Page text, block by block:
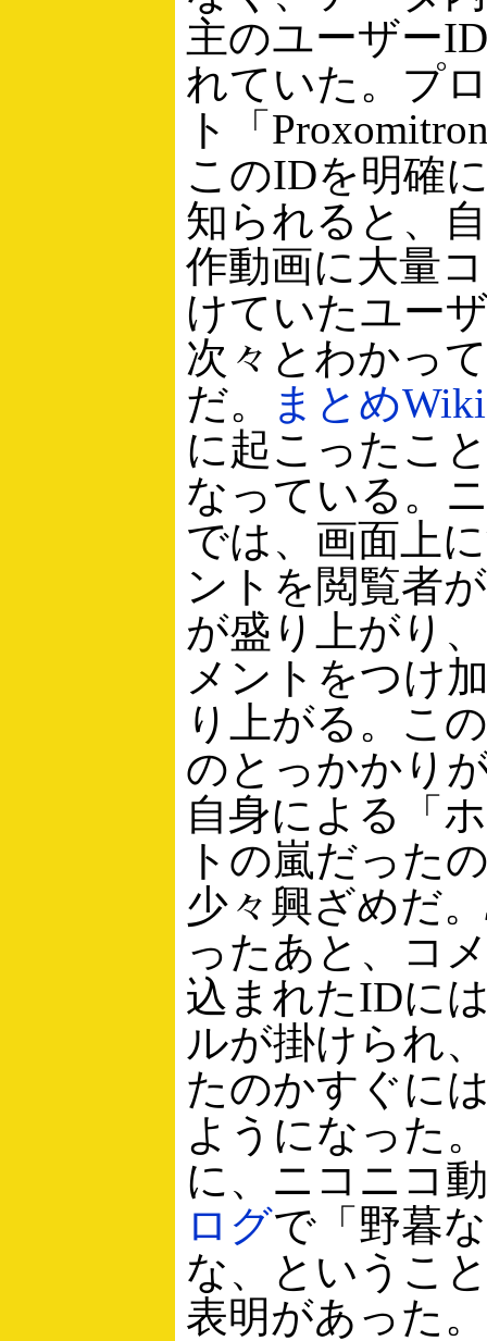
主のユーザー
れていた。プ
ト「
このIDを明確
知られると、
作動画に大量
けていたユー
次々とわかっ
だ。
まとめWiki
に起こったこ
なっている。
では、画面上
ントを閲覧者
が盛り上がり
メントをつけ
り上がる。こ
のとっかかり
自身による「
トの嵐だった
少々興ざめだ
ったあと、コ
込まれたIDに
ルが掛けられ
たのかすぐに
ようになった
に、ニコニコ
ログで「野暮
な、というこ
表明があった。